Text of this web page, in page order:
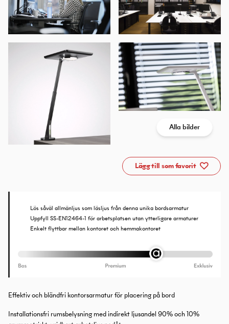
Alla bilder
Lägg till som favorit
Lös såväl allmänljus som läsljus från denna unika bordsarmatur
Uppfyll SS-EN12464-1 för arbetsplatsen utan ytterligare armaturer
Enkelt flyttbar mellan kontoret och hemmakontoret
Effektiv och bländfri kontorsarmatur för placering på bord
Installationsfri rumsbelysning med indirekt ljusandel 90% och 10%